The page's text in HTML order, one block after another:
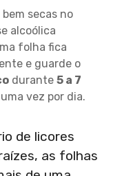
secas no
alcoólica
folha fica
e guarde o
durante 5 a 7
vez por dia.
de licores
as folhas